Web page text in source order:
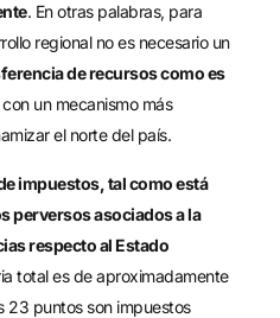
. En otras palabras, para
regional no es necesario un
de recursos como es
un mecanismo más
el norte del país.
impuestos, tal como está
perversos asociados a la
respecto al Estado
total es de aproximadamente
23 puntos son impuestos